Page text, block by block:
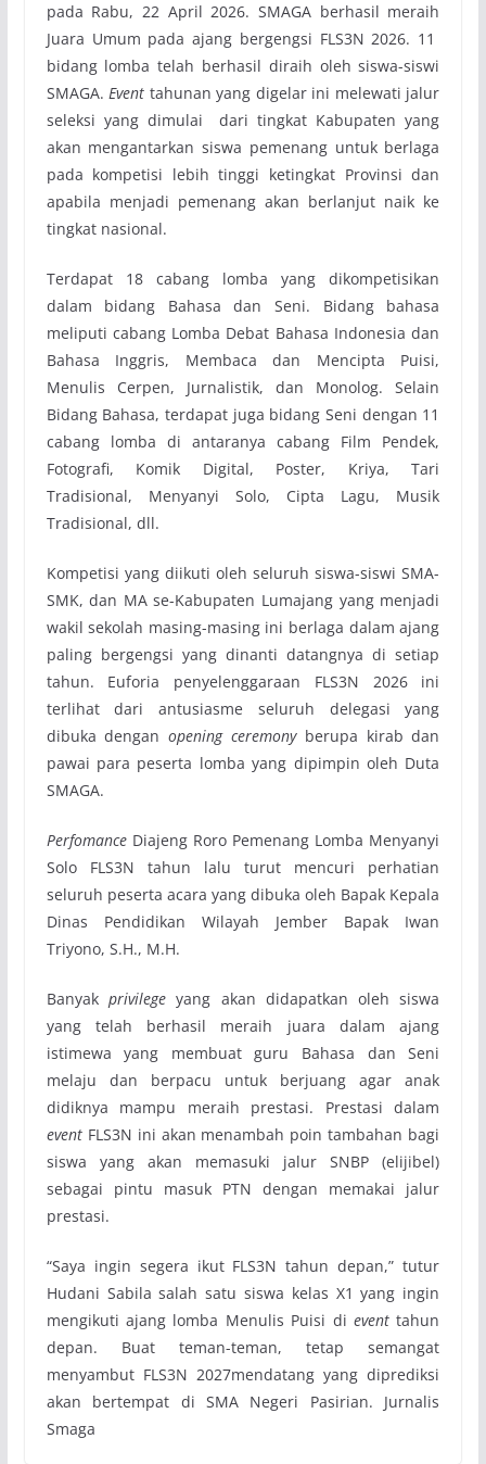
pada Rabu, 22 April 2026. SMAGA berhasil meraih
Juara Umum pada ajang bergengsi FLS3N 2026. 11
bidang lomba telah berhasil diraih oleh siswa-siswi
SMAGA.Event tahunan yang digelar ini melewati jalur
seleksi yang dimulai dari tingkat Kabupaten yang
akan mengantarkan siswa pemenang untuk berlaga
pada kompetisi lebih tinggi ketingkat Provinsi dan
apabila menjadi pemenang akan berlanjut naik ke
tingkat nasional.
Terdapat 18 cabang lomba yang dikompetisikan
dalam bidang Bahasa dan Seni. Bidang bahasa
meliputi cabang Lomba Debat Bahasa Indonesia dan
Bahasa Inggris, Membaca dan Mencipta Puisi,
Menulis Cerpen, Jurnalistik, dan Monolog. Selain
Bidang Bahasa, terdapat juga bidang Seni dengan 11
cabang lomba di antaranya cabang Film Pendek,
Fotografi, Komik Digital, Poster, Kriya, Tari
Tradisional, Menyanyi Solo, Cipta Lagu, Musik
Tradisional, dll.
Kompetisi yang diikuti oleh seluruh siswa-siswi SMA-
SMK, dan MA se-Kabupaten Lumajang yang menjadi
wakil sekolah masing-masing ini berlaga dalam ajang
paling bergengsi yang dinanti datangnya di setiap
tahun. Euforia penyelenggaraan FLS3N 2026 ini
terlihat dari antusiasme seluruh delegasi yang
dibuka denganopening ceremonyberupa kirab dan
pawai para peserta lomba yang dipimpin oleh Duta
SMAGA.
PerfomanceDiajeng Roro Pemenang Lomba Menyanyi
Solo FLS3N tahun lalu turut mencuri perhatian
seluruh peserta acara yang dibuka oleh Bapak Kepala
Dinas Pendidikan Wilayah Jember Bapak Iwan
Triyono, S.H., M.H.
Banyak privilegeyang akan didapatkan oleh siswa
yang telah berhasil meraih juara dalam ajang
istimewa yang membuat guru Bahasa dan Seni
melaju dan berpacu untuk berjuang agar anak
didiknya mampu meraih prestasi. Prestasi dalam
eventFLS3N ini akan menambah poin tambahan bagi
siswa yang akan memasuki jalur SNBP (elijibel)
sebagai pintu masuk PTN dengan memakai jalur
prestasi.
“Saya ingin segera ikut FLS3N tahun depan,” tutur
Hudani Sabila salah satu siswa kelas X1 yang ingin
mengikuti ajang lomba Menulis Puisi di eventtahun
depan. Buat teman-teman, tetap semangat
menyambut FLS3N 2027mendatang yang diprediksi
akan bertempat di SMA Negeri Pasirian. Jurnalis
Smaga